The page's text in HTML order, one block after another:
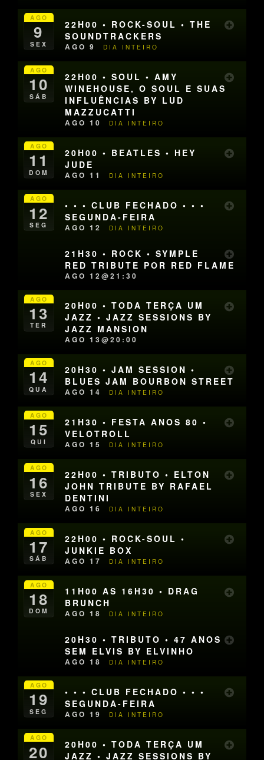
AGO
9
SEX
22H00 • ROCK-SOUL • THE
SOUNDTRACKERS
AGO 9 DIA INTEIRO
AGO
10
SÁB
22H00 • SOUL • AMY
WINEHOUSE, O SOUL E SUAS
INFLUÊNCIAS BY LUD
MAZZUCATTI
AGO 10 DIA INTEIRO
AGO
11
DOM
20H00 • BEATLES • HEY
JUDE
AGO 11 DIA INTEIRO
AGO
12
SEG
• • • CLUB FECHADO • • •
SEGUNDA-FEIRA
AGO 12 DIA INTEIRO
21H30 • ROCK • SYMPLE
RED TRIBUTE POR RED FLAME
AGO 12@21:30
AGO
13
TER
20H00 • TODA TERÇA UM
JAZZ • JAZZ SESSIONS BY
JAZZ MANSION
AGO 13@20:00
AGO
14
QUA
20H30 • JAM SESSION •
BLUES JAM BOURBON STREET
AGO 14 DIA INTEIRO
AGO
15
QUI
21H30 • FESTA ANOS 80 •
VELOTROLL
AGO 15 DIA INTEIRO
AGO
16
SEX
22H00 • TRIBUTO • ELTON
JOHN TRIBUTE BY RAFAEL
DENTINI
AGO 16 DIA INTEIRO
AGO
17
SÁB
22H00 • ROCK-SOUL •
JUNKIE BOX
AGO 17 DIA INTEIRO
AGO
18
DOM
11H00 AS 16H30 • DRAG
BRUNCH
AGO 18 DIA INTEIRO
20H30 • TRIBUTO • 47 ANOS
SEM ELVIS BY ELVINHO
AGO 18 DIA INTEIRO
AGO
19
SEG
• • • CLUB FECHADO • • •
SEGUNDA-FEIRA
AGO 19 DIA INTEIRO
AGO
20
20H00 • TODA TERÇA UM
JAZZ • JAZZ SESSIONS BY